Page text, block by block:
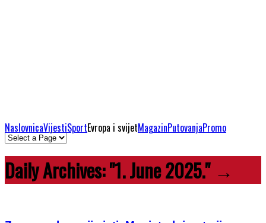
NaslovnicaVijestiSportEvropa i svijetMagazinPutovanjaPromo
Daily Archives:"1. June 2025."→